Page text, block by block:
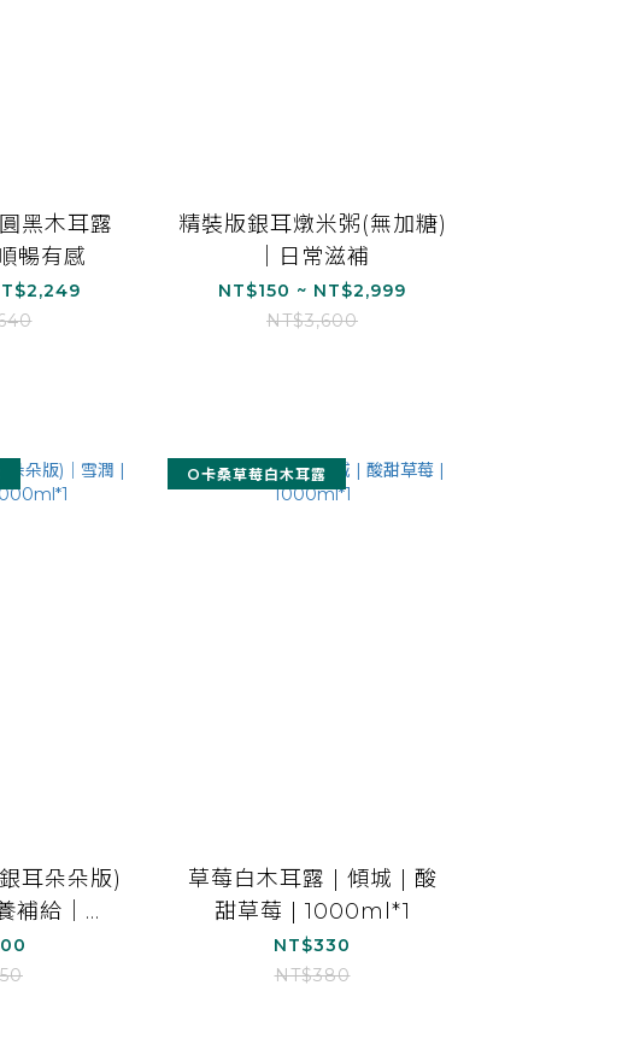
黑木耳露
暢有感
精裝版銀耳燉米粥(無加糖)
｜日常滋補
NT$150 ~ NT$2,999
NT$3,600
耳朵朵版)
補給｜
O卡桑草莓白木耳露
草莓白木耳露 | 傾城 | 酸
甜草莓 | 1000ml*1
NT$330
NT$380